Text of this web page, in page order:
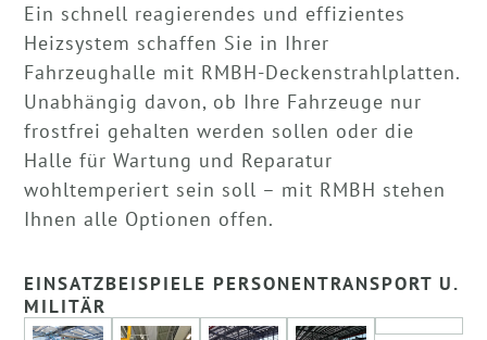
Ein schnell reagierendes und effizientes
Heizsystem schaffen Sie in Ihrer
Fahrzeughalle mit RMBH-Deckenstrahlplatten.
Unabhängig davon, ob Ihre Fahrzeuge nur
frostfrei gehalten werden sollen oder die
Halle für Wartung und Reparatur
wohltemperiert sein soll – mit RMBH stehen
Ihnen alle Optionen offen.
EINSATZBEISPIELE PERSONENTRANSPORT U.
MILITÄR